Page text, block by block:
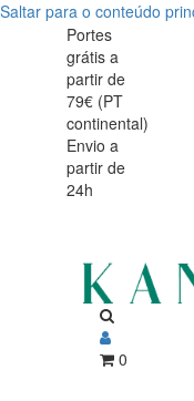
Saltar para o conteúdo
Prato
Doce
Bamboo
White,
Porcelana
Vitrificada
Prato
Doce
Bamboo
Porcelana
Vitrificada
Portes
grátis a
partir de
79€ (PT
continental)
Envio a
partir de
24h
0